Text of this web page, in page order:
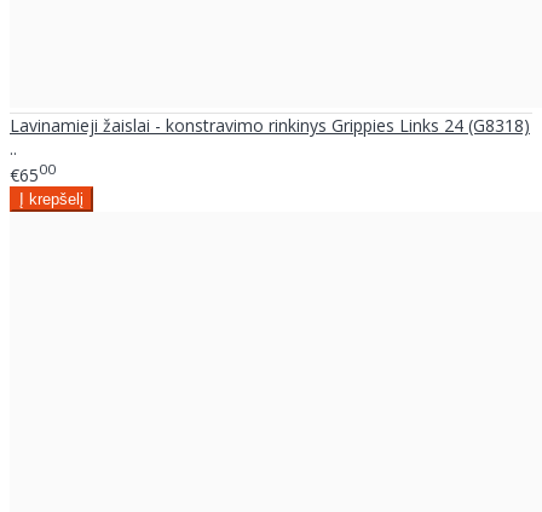
Lavinamieji žaislai - konstravimo rinkinys Grippies Links 24 (G8318)
..
€6500